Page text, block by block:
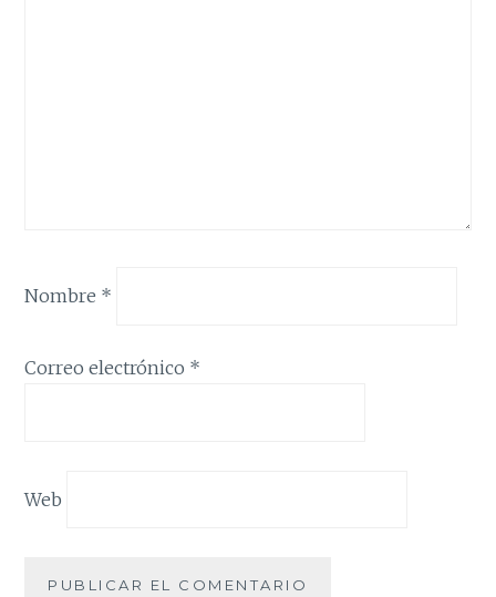
Nombre *
Correo electrónico *
Web